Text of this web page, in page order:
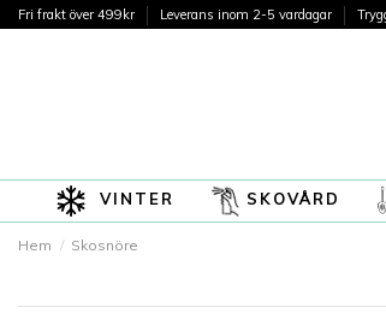
Fri frakt över 499kr Leverans inom 2-5 vardagar
VINTER SKOVÅRD
Hem Skosnöre